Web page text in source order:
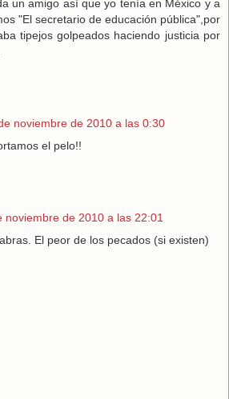
un amigo así que yo tenía en México y a
"El secretario de educación pública",por
tipejos golpeados haciendo justicia por
noviembre de 2010 a las 0:30
el pelo!!
noviembre de 2010 a las 22:01
El peor de los pecados (si existen)